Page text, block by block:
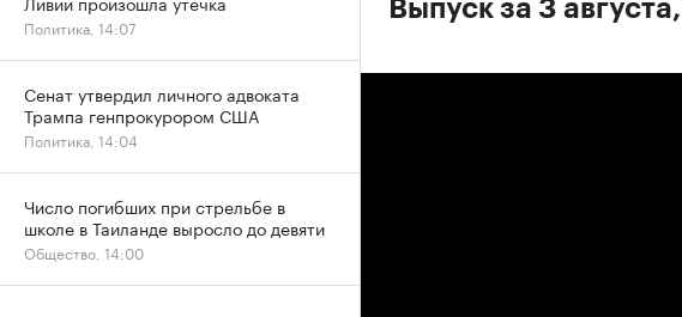
Выпуск за 3
Политика, 14:07
Сенат утвердил личного адвоката
Трампа генпрокурором США
Политика, 14:04
Число погибших при стрельбе в
школе в Таиланде выросло до девяти
Общество, 14:00